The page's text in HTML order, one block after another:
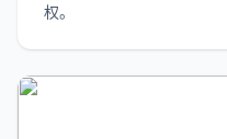
权。